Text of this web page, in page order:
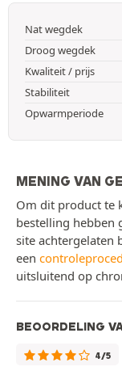
Nat wegdek
Droog wegdek
Kwaliteit / prijs
Stabiliteit
Opwarmperiode
MENING VAN
Om dit product te
bestelling hebben
site achtergelaten
een
uitsluitend op
BEOORDELING
4/5